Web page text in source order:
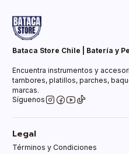
Bataca Store Chile | Batería y
Encuentra instrumentos y
tambores, platillos, parches,
marcas.
Síguenos
Legal
Términos y Condiciones